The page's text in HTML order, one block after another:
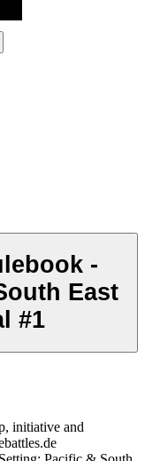
-
East
#1
initiative and